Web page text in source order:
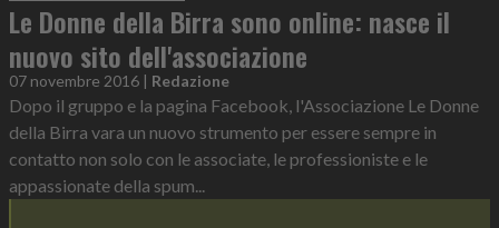
Le Donne della Birra sono online: nasce il
nuovo sito dell'associazione
07 novembre 2016 | Redazione
Dopo il gruppo e la pagina Facebook, l'Associazione Le Donne
della Birra vara un nuovo strumento per essere sempre in
contatto non solo con le associate, le professioniste e le
appassionate della spum...